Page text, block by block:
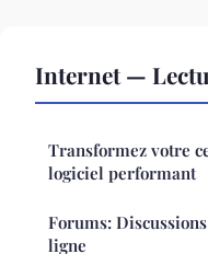
Internet —
Transformez votre
logiciel performant
Forums:
ligne